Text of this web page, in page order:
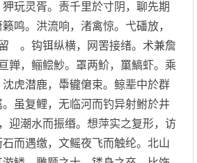
玩灵胥。责千里於寸阴，聊先期
鸣。洪流响，渚禽惊。弋磻放，
。钩铒纵横，网罟接绪。术兼詹
亸，鲡鲿魦。罩两魪，罺鰝虾。乘
虎潜鹿，馽龓僒束。鲸辈中於群
虽复鲤，无临河而钓异射鲋於井
迎潮水而振缗。想萍实之复形，访
而遇缴，文鳐夜飞而触纶。北山